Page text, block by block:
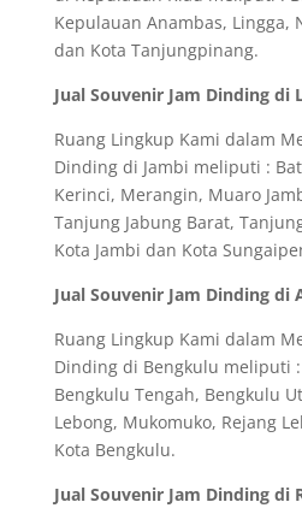
Kepulauan Anambas, Lingga,
dan Kota Tanjungpinang.
Jual Souvenir Jam Dinding di
Ruang Lingkup Kami dalam
Dinding di Jambi meliputi :
Kerinci, Merangin, Muaro
Tanjung Jabung Barat,
Kota Jambi dan Kota
Jual Souvenir Jam Dinding di
Ruang Lingkup Kami dalam
Dinding di Bengkulu meliputi
Bengkulu Tengah, Bengkulu
Lebong, Mukomuko, Rejang
Kota Bengkulu.
Jual Souvenir Jam Dinding di